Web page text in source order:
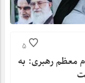
5
معظم رهبری: به